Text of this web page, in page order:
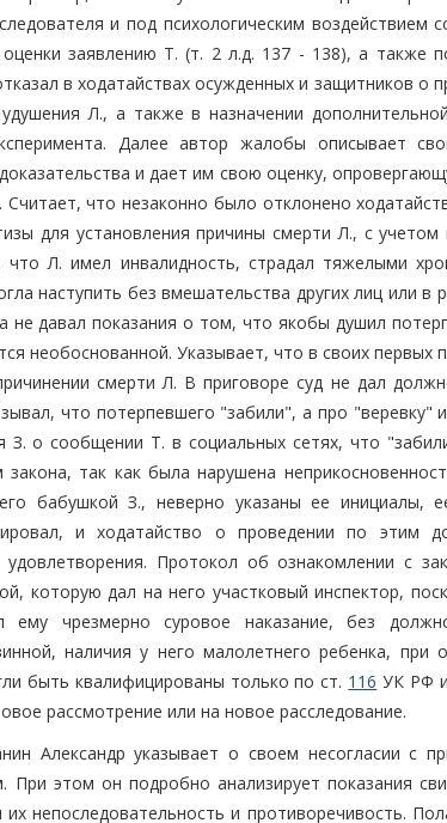
и под психологическим воздействием
заявлению Т. (т. 2 л.д. 137 - 138), а также
в ходатайствах осужденных и защитников о
Л., а также в назначении
Далее автор жалобы описывает
и дает им свою оценку,
что незаконно было отклонено
для установления причины смерти Л., с учетом
Л. имел инвалидность, страдал тяжелыми
наступить без вмешательства других лиц или в
давал показания о том, что якобы душил
необоснованной. Указывает, что в своих первых
смерти Л. В приговоре суд не дал
что потерпевшего "забили", а про "веревку"
З. о сообщении Т. в социальных сетях, что
так как была нарушена
бабушкой З., неверно указаны ее инициалы,
и ходатайство о проведении по этим
Протокол об ознакомлении с
которую дал на него участковый инспектор,
ему чрезмерно суровое наказание, без
наличия у него малолетнего ребенка, при
быть квалифицированы только по ст. 116 УК РФ
рассмотрение или на новое расследование.
Александр указывает о своем несогласии с
этом он подробно анализирует показания
непоследовательность и противоречивость.